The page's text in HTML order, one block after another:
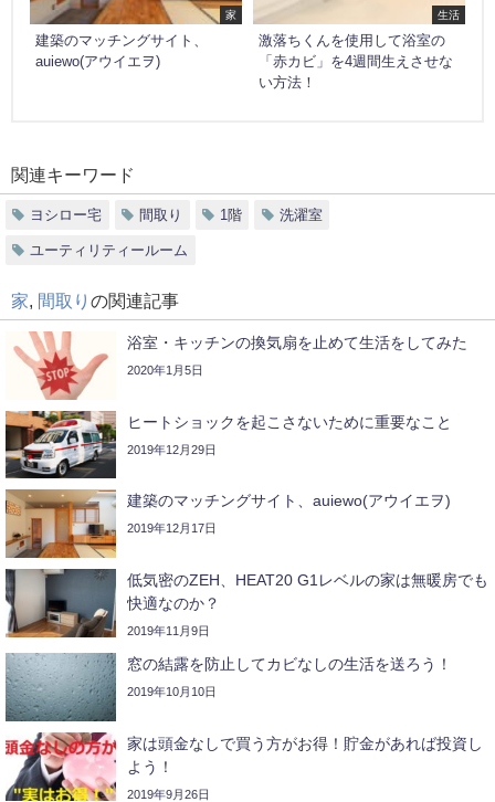
家
建築のマッチングサイト、
auiewo(アウイエヲ)
生活
激落ちくんを使用して浴室の
「赤カビ」を4週間生えさせな
い方法！
関連キーワード
ヨシロー宅 間取り 1階 洗濯室
ユーティリティールーム
家 間取り の関連記事
浴室・キッチンの換気扇を止めて生活をしてみた
2020年1月5日
ヒートショックを起こさないために重要なこと
2019年12月29日
建築のマッチングサイト、auiewo(アウイエヲ)
2019年12月17日
低気密のZEH、HEAT20 G1レベルの家は無暖房でも
快適なのか？
2019年11月9日
窓の結露を防止してカビなしの生活を送ろう！
2019年10月10日
家は頭金なしで買う方がお得！貯金があれば投資し
よう！
2019年9月26日